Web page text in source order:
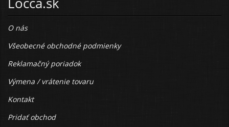
O nás
Všeobecné obchodné podmienky
Reklamačný poriadok
Výmena / vrátenie tovaru
Kontakt
Pridať obchod